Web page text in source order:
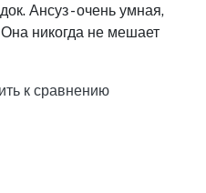
Ансуз - очень умная,
никогда не мешает
к сравнению